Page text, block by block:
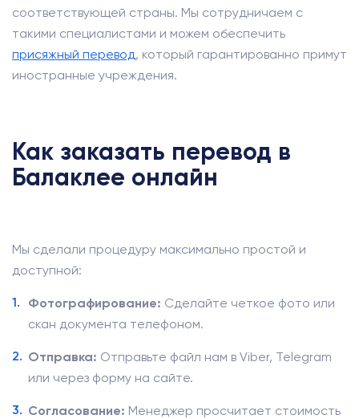
соответствующей страны. Мы сотрудничаем с
такими специалистами и можем обеспечить
присяжный перевод, который гарантированно примут
иностранные учреждения.
Как заказать перевод в
Балаклее онлайн
Мы сделали процедуру максимально простой и
доступной:
Фотографирование: Сделайте четкое фото или
скан документа телефоном.
Отправка: Отправьте файл нам в Viber, Telegram
или через форму на сайте.
Согласование: Менеджер просчитает стоимость